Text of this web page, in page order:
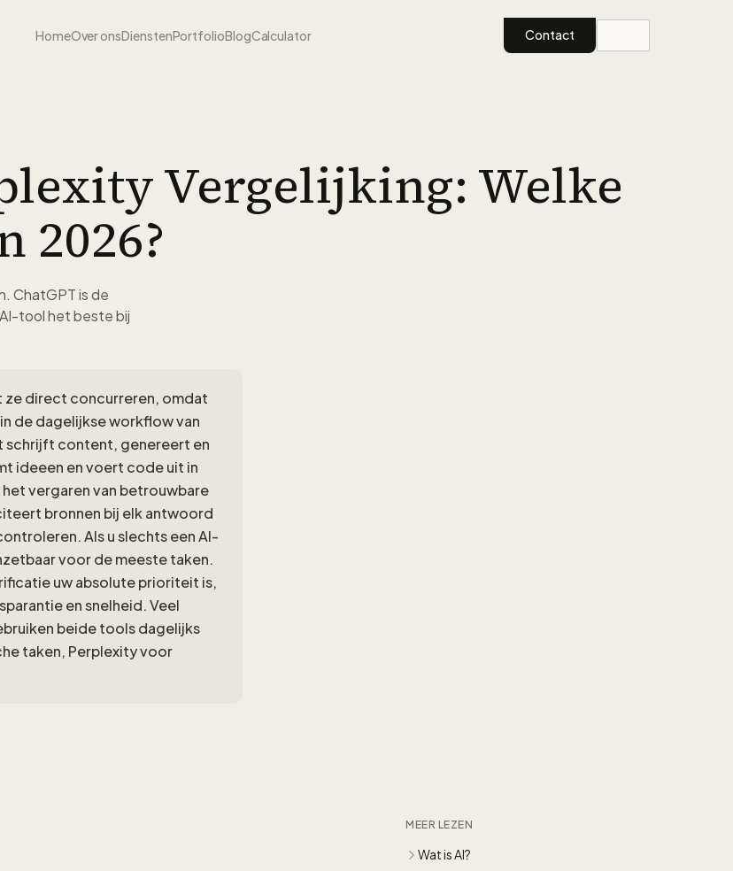
HomeOver onsDienstenPortfolioBlogCalculator Contact
Vergelijking: Welke
2026?
ChatGPT is de
tool het beste bij
ze direct concurreren, omdat
de dagelijkse workflow van
schrijft content, genereert en
ideeen en voert code uit in
vergaren van betrouwbare
bronnen bij elk antwoord
Als u slechts een AI-
voor de meeste taken.
uw absolute prioriteit is,
en snelheid. Veel
beide tools dagelijks
taken, Perplexity voor
MEER LEZEN
Wat is AI?